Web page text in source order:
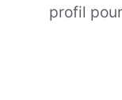
profil